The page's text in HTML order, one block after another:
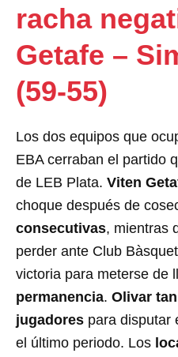
racha
Getafe –
(59-55)
Los dos equipos que
EBA cerraban el partido
de LEB Plata. Viten
choque después de
consecutivas, mientras
perder ante Club
victoria para meterse de
permanencia. Olivar
jugadores para disputar
el último periodo. Los